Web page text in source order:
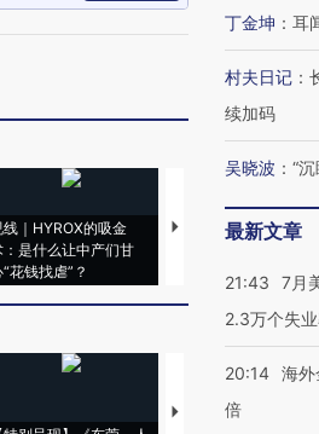
线｜HYROX的吸金
：是什么让中产们甘
花钱找虐”？
马航飞行员跨国走私7
【推广】走进第四届链
丁金坤 ： 耳
村夫日记 ：
续加码
吴晓波 ： “
最新文章
21:43
7月
2.3万个失
20:14 海
倍